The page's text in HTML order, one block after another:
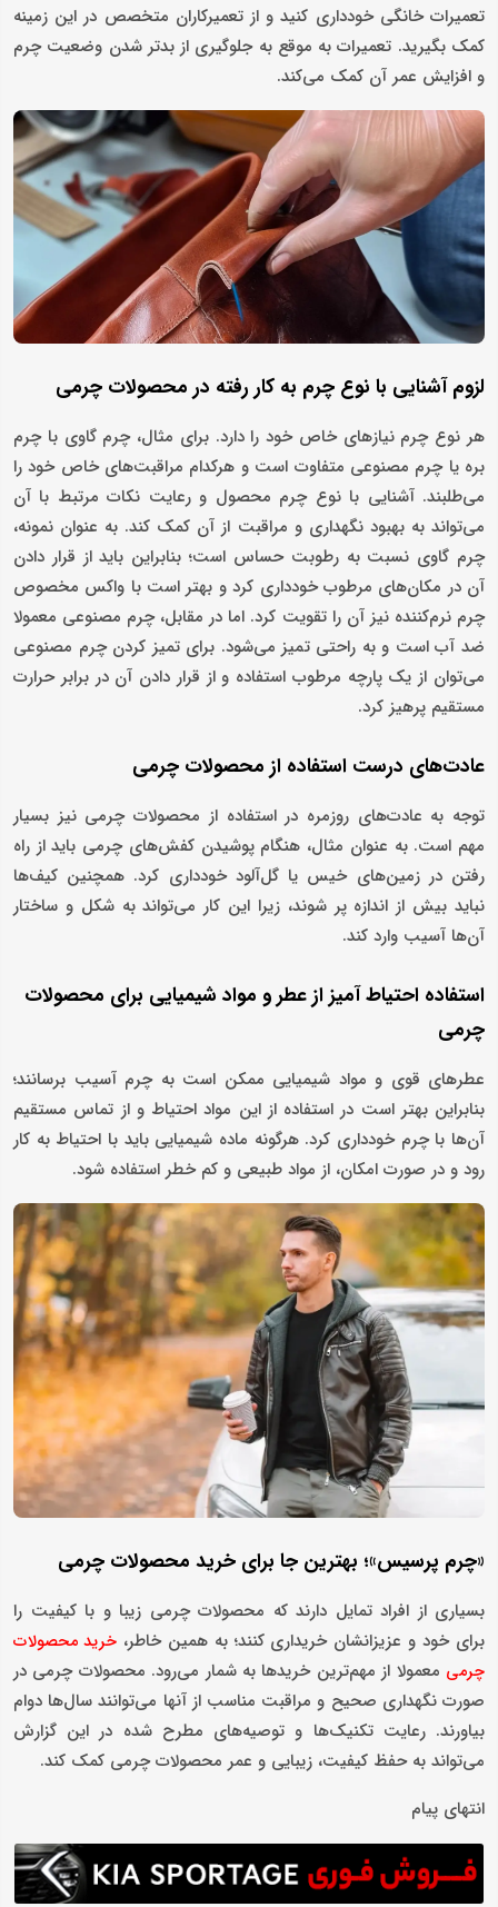
تعمیرات خانگی خودداری کنید و از تعمیرکاران متخصص در این زمینه
کمک بگیرید. تعمیرات به‌ موقع به جلوگیری از بدتر شدن وضعیت چرم
و افزایش عمر آن کمک می‌کند.
لزوم آشنایی با نوع چرم به کار رفته در محصولات چرمی
هر نوع چرم نیازهای خاص خود را دارد. برای مثال، چرم گاوی با چرم
بره یا چرم مصنوعی متفاوت است و هرکدام مراقبت‌های خاص خود را
می‌طلبند. آشنایی با نوع چرم محصول و رعایت نکات مرتبط با آن
می‌تواند به بهبود نگهداری و مراقبت از آن کمک کند. به عنوان نمونه،
چرم گاوی نسبت به رطوبت حساس است؛ بنابراین باید از قرار دادن
آن در مکان‌های مرطوب خودداری کرد و بهتر است با واکس مخصوص
چرم نرم‌کننده نیز آن را تقویت کرد. اما در مقابل، چرم مصنوعی معمولا
ضد آب است و به راحتی تمیز می‌شود. برای تمیز کردن چرم مصنوعی
می‌توان از یک پارچه مرطوب استفاده و از قرار دادن آن در برابر حرارت
مستقیم پرهیز کرد.
عادت‌های درست استفاده از محصولات چرمی
توجه به عادت‌های روزمره در استفاده از محصولات چرمی نیز بسیار
مهم است. به عنوان مثال، هنگام پوشیدن کفش‌های چرمی باید از راه
رفتن در زمین‌های خیس یا گل‌آلود خودداری کرد. همچنین کیف‌ها
نباید بیش از اندازه پر شوند، زیرا این کار می‌تواند به شکل و ساختار
آن‌ها آسیب وارد کند.
استفاده احتیاط آمیز از عطر و مواد شیمیایی برای محصولات
چرمی
عطرهای قوی و مواد شیمیایی ممکن است به چرم آسیب برسانند؛
بنابراین بهتر است در استفاده از این مواد احتیاط و از تماس مستقیم
آن‌ها با چرم خودداری کرد. هرگونه ماده شیمیایی باید با احتیاط به کار
رود و در صورت امکان، از مواد طبیعی و کم‌ خطر استفاده شود.
«چرم پرسیس»؛ بهترین جا برای خرید محصولات چرمی
بسیاری از افراد تمایل دارند که محصولات چرمی زیبا و با کیفیت را
برای خود و عزیزانشان خریداری کنند؛ به همین خاطر،خرید محصولات
چرمی معمولا از مهم‌ترین خریدها به شمار می‌رود. محصولات چرمی در
صورت نگهداری صحیح و مراقبت مناسب از آنها می‌توانند سال‌ها دوام
بیاورند. رعایت تکنیک‌ها و توصیه‌های مطرح شده در این گزارش
می‌تواند به حفظ کیفیت، زیبایی و عمر محصولات چرمی کمک کند.
انتهای پیام